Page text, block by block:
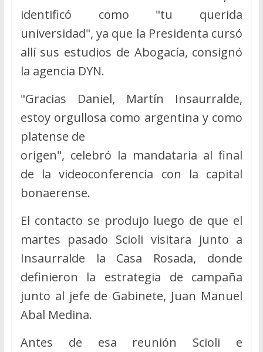
identificó como "tu querida
universidad", ya que la Presidenta cursó
allí sus estudios de Abogacía, consignó
la agencia DYN.
"Gracias Daniel, Martín Insaurralde,
estoy orgullosa como argentina y como
platense de
origen", celebró la mandataria al final
de la videoconferencia con la capital
bonaerense.
El contacto se produjo luego de que el
martes pasado Scioli visitara junto a
Insaurralde la Casa Rosada, donde
definieron la estrategia de campaña
junto al jefe de Gabinete, Juan Manuel
Abal Medina.
Antes de esa reunión Scioli e